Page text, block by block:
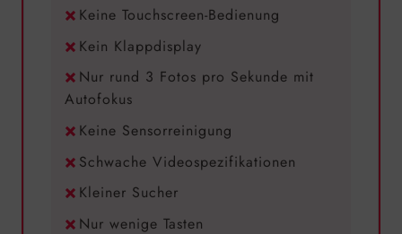
Keine Touchscreen-Bedienung
Kein Klappdisplay
Nur rund 3 Fotos pro Sekunde mit
Autofokus
Keine Sensorreinigung
Schwache Videospezifikationen
Kleiner Sucher
Nur wenige Tasten